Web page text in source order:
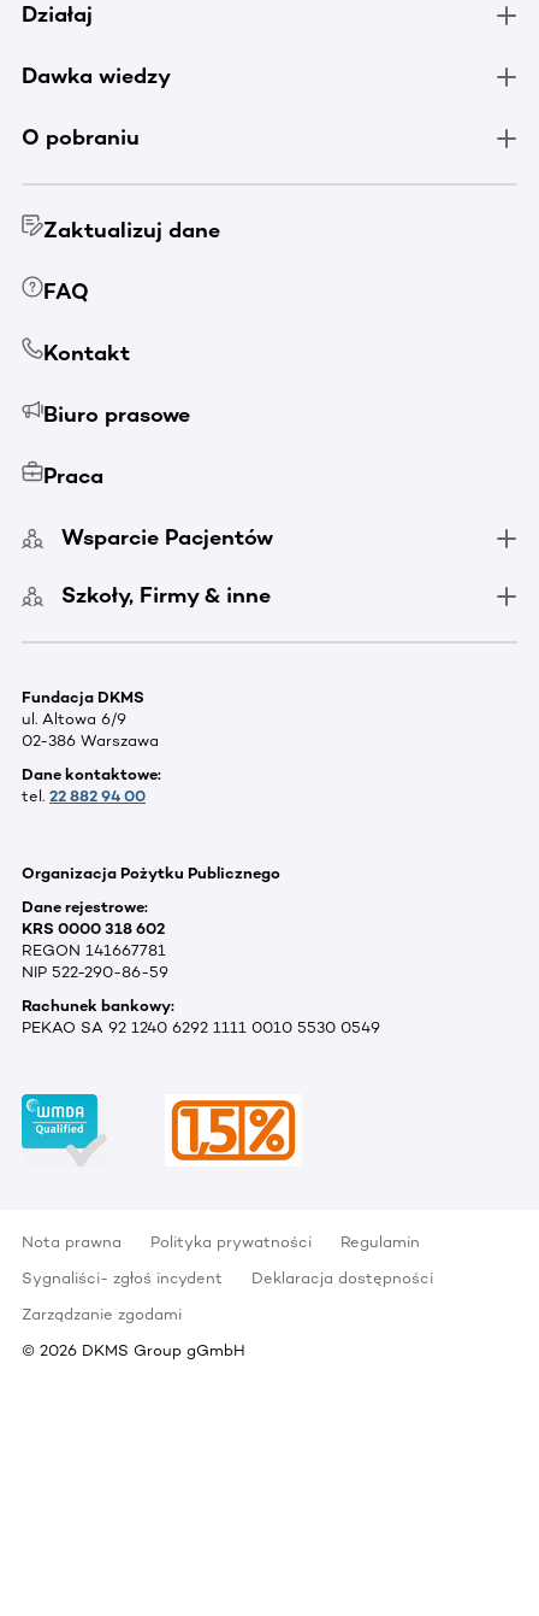
Działaj
Dawka wiedzy
O pobraniu
Zaktualizuj dane
FAQ
Kontakt
Biuro prasowe
Praca
Wsparcie Pacjentów
Szkoły, Firmy & inne
Fundacja DKMS
ul. Altowa 6/9
02-386 Warszawa
Dane kontaktowe:
tel. 22 882 94 00
Organizacja Pożytku Publicznego
Dane rejestrowe:
KRS 0000 318 602
REGON 141667781
NIP 522-290-86-59
Rachunek bankowy:
PEKAO SA 92 1240 6292 1111 0010 5530 0549
Nota prawna Polityka prywatności
Regulamin
Sygnaliści- zgłoś incydent
Deklaracja dostępności
Zarządzanie zgodami
© 2026 DKMS Group gGmbH